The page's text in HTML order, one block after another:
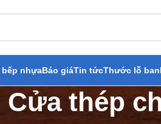
bếp nhựaBáo giáTin tứcThước lỗ ban
Cửa thép